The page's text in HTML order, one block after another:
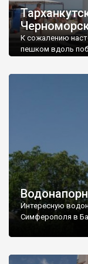
К сожалению
пешком вдоль
Интересную
Симферополя в